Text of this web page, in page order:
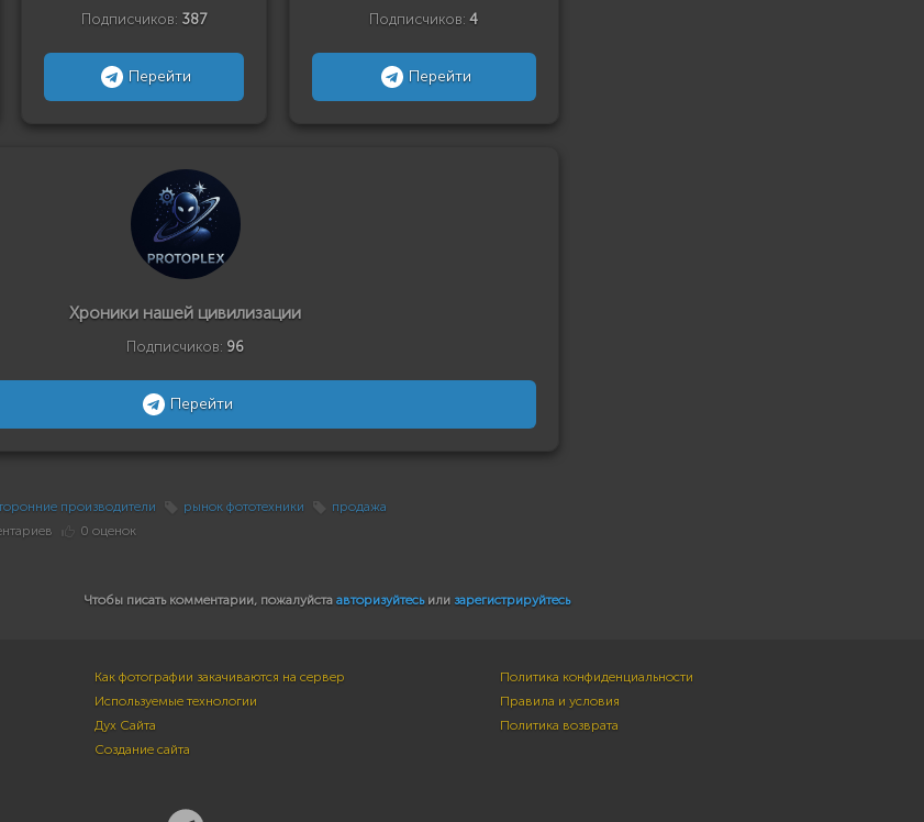
Подписчиков: 387
Перейти
Подписчиков:4
Перейти
Хроники нашей цивилизации
Подписчиков: 96
Перейти
производители рынок фототехники
продажа
0 оценок
Чтобы писать комментарии, пожалуйста авторизуйтесьили зарегистрируйтесь
Как фотографии закачиваются на сервер
Используемые технологии
Дух Сайта
Создание сайта
Политика конфиденциальности
Правила и условия
Политика возврата